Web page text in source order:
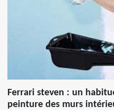
Ferrari steven : un
peinture des murs